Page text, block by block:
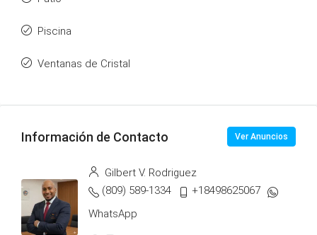
Piscina
Ventanas de Cristal
Información de Contacto Ver Anuncios
Gilbert V. Rodriguez
(809) 589-1334
+18498625067
WhatsApp